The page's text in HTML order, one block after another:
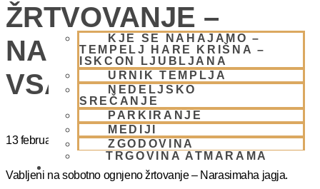
KJE SE NAHAJAMO –
TEMPELJ HARE KRIŠNA –
ISKCON LJUBLJANA
URNIK TEMPLJA
NEDELJSKO
SREČANJE
PARKIRANJE
MEDIJI
ZGODOVINA
TRGOVINA ATMARAMA
ŽRTVOVANJE –
NARASIMHA JAGJA –
VSAKO SOBOTO
13 februarja @ 16:00 -17:00
Vabljeni na sobotno ognjeno žrtovanje – Narasimaha jagja.